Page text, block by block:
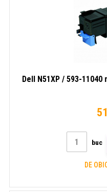
Dell N51XP / 593-
buc
DE